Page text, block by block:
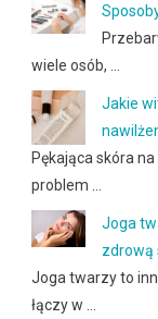
wiele osób, …
Jakie
Pękająca skóra
problem …
Joga
zdrową
Joga twarzy to
łączy w …